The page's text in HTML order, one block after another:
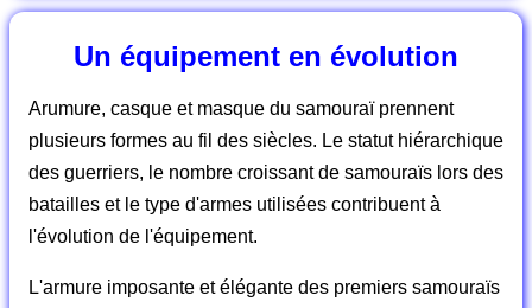
Un équipement en évolution
Arumure, casque et masque du samouraï prennent
plusieurs formes au fil des siècles. Le statut hiérarchique
des guerriers, le nombre croissant de samouraïs lors des
batailles et le type d'armes utilisées contribuent à
l'évolution de l'équipement.
L'armure imposante et élégante des premiers samouraïs